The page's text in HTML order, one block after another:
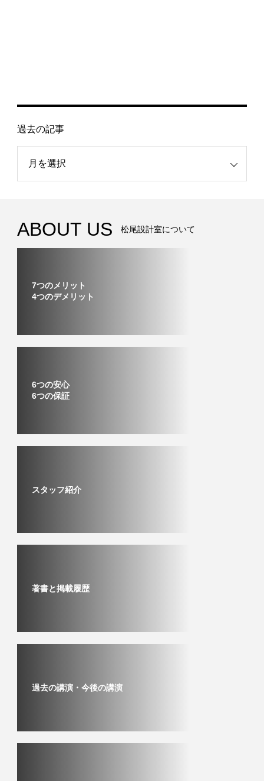
過去の記事
ABOUT US 松尾設計室について
7つのメリット
4つのデメリット
6つの安心
6つの保証
スタッフ紹介
著書と掲載履歴
過去の講演・今後の講演